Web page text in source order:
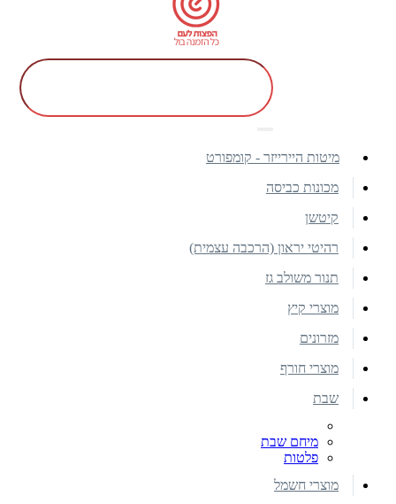
מיטות היירייזר - קומפורט
מכונות כביסה
קיטשן
רהיטי יראון (הרכבה עצמית)
תנור משולב גז
מוצרי קיץ
מזרונים
מוצרי חורף
שבת
מיחם שבת
פלטות
מוצרי חשמל